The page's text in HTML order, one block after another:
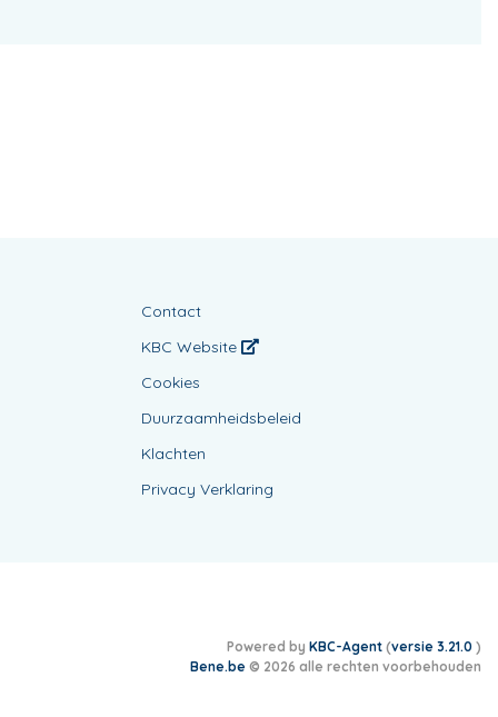
Contact
KBC Website
Cookies
Duurzaamheidsbeleid
Klachten
Privacy Verklaring
Powered by KBC-Agent (versie 3.21.0 )
Bene.be © 2026 alle rechten voorbehouden